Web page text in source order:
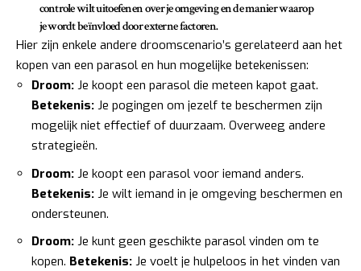
controle wilt uitoefenenover je omgeving en de manier waarop
je wordt beïnvloed door externe factoren.
Hier zijn enkele andere droomscenario’s gerelateerd aan het
kopen van een parasol en hun mogelijke betekenissen:
Droom: Je koopt een parasol die meteen kapot gaat.
Betekenis: Je pogingen om jezelf te beschermen zijn
mogelijk niet effectief of duurzaam. Overweeg andere
strategieën.
Droom: Je koopt een parasol voor iemand anders.
Betekenis: Je wilt iemand in je omgeving beschermen en
ondersteunen.
Droom: Je kunt geen geschikte parasol vinden om te
kopen. Betekenis: Je voelt je hulpeloos in het vinden van